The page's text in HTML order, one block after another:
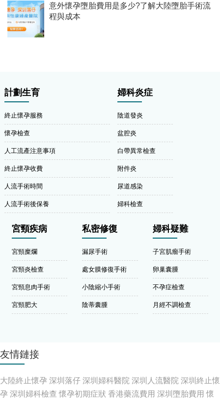
意外懷孕墮胎費用是多少?了解大陸墮胎手術流
程與成本
計劃生育
終止懷孕服務
懷孕檢查
人工流產注意事項
終止懷孕收費
人流手術時間
人流手術後保養
婦科炎症
陰道發炎
盆腔炎
白帶異常檢查
附件炎
尿道感染
婦科檢查
宮頸疾病
宮頸糜爛
宮頸炎檢查
宮頸息肉手術
宮頸肥大
私密修復
漏尿手術
處女膜修復手術
小陰縮小手術
陰蒂囊腫
婦科疑難
子宮肌瘤手術
卵巢囊腫
不孕症檢查
月經不調檢查
友情鏈接
大陸終止懷孕 深圳落仔深圳婦科醫院深圳人流醫院深圳終止懷
孕 深圳婦科檢查 懷孕初期症狀 香港藥流費用 深圳墮胎費用 懷